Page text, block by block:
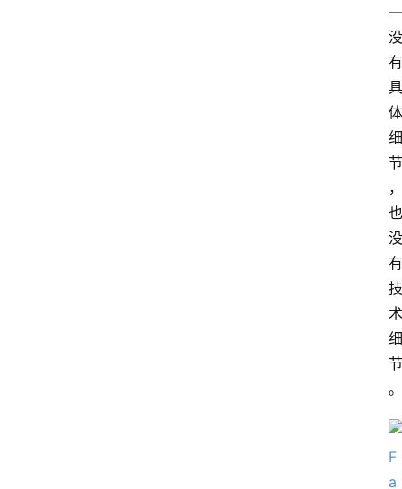
—
没
有
具
体
细
节
，
也
没
有
技
术
细
节
。